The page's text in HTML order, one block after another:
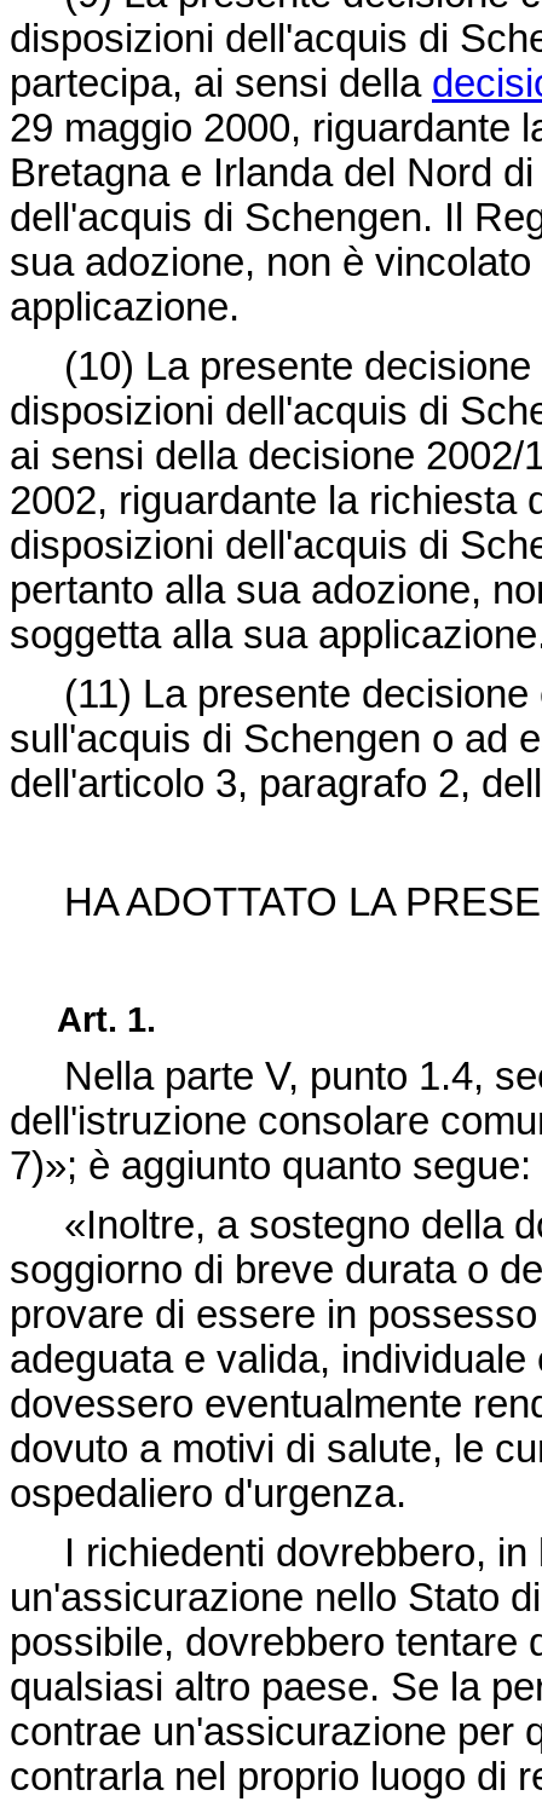
disposizioni dell'acquis di
partecipa, ai sensi della
29 maggio 2000, riguardante
Bretagna e Irlanda del Nord
dell'acquis di Schengen. Il
sua adozione, non è
applicazione.
(10) La presente
disposizioni dell'acquis di
ai sensi della decisione 2002/
2002, riguardante la richiesta
disposizioni dell'acquis di
pertanto alla sua adozione,
soggetta alla sua
(11) La presente
sull'acquis di Schengen o ad
dell'articolo 3, paragrafo 2,
HA ADOTTATO LA
Art. 1.
Nella parte V, punto 1.4,
dell'istruzione consolare
7)»; è aggiunto quanto segue:
«Inoltre, a sostegno della
soggiorno di breve durata o
provare di essere in
adeguata e valida,
dovessero eventualmente
dovuto a motivi di salute, le
ospedaliero d'urgenza.
I richiedenti dovrebbero, in
un'assicurazione nello Stato
possibile, dovrebbero tentare
qualsiasi altro paese. Se la
contrae un'assicurazione per
contrarla nel proprio luogo di